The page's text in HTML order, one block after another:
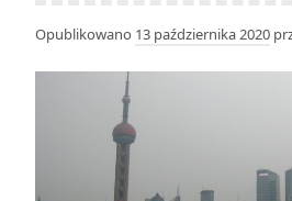
Opublikowano 13 października 2020